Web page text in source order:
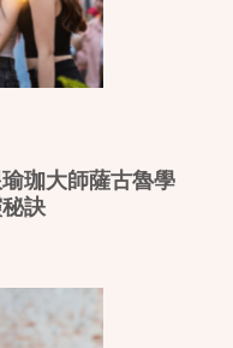
珈大師薩古魯學
訣